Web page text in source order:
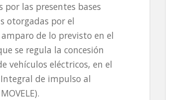
las presentes bases
otorgadas por el
de lo previsto en el
se regula la concesión
vehículos eléctricos, en el
de impulso al